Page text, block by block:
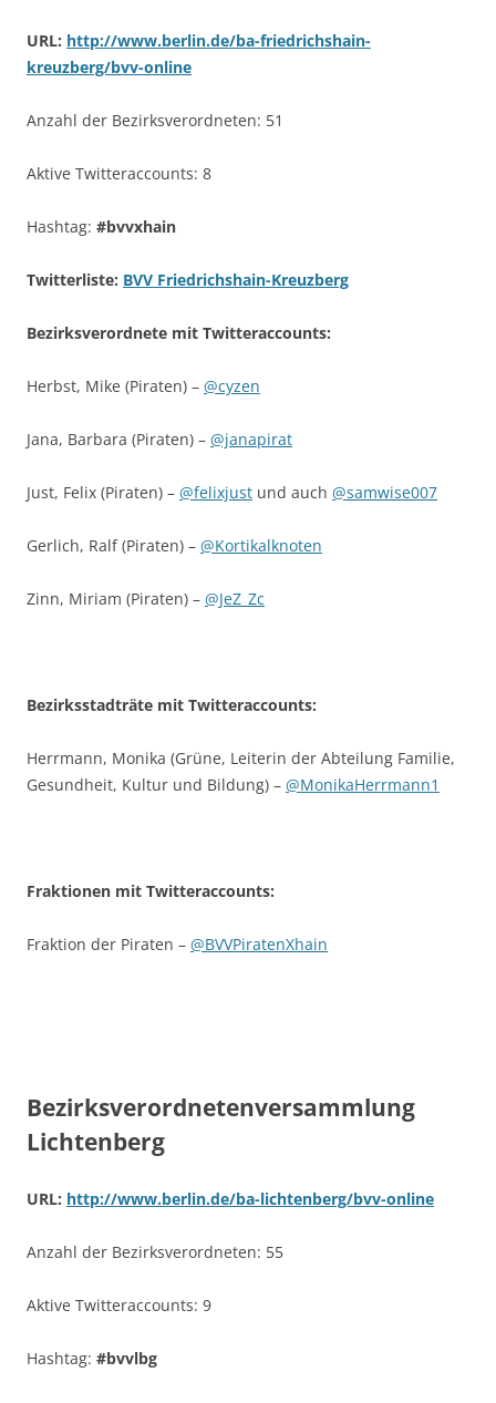
URL: http://www.berlin.de/ba-friedrichshain-
kreuzberg/bvv-online
Anzahl der Bezirksverordneten: 51
Aktive Twitteraccounts: 8
Hashtag: #bvvxhain
Twitterliste: BVV Friedrichshain-Kreuzberg
Bezirksverordnete mit Twitteraccounts:
Herbst, Mike (Piraten) – @cyzen
Jana, Barbara (Piraten) – @janapirat
Just, Felix (Piraten) – @felixjust und auch @samwise007
Gerlich, Ralf (Piraten) – @Kortikalknoten
Zinn, Miriam (Piraten) – @JeZ_Zc
Bezirksstadträte mit Twitteraccounts:
Herrmann, Monika (Grüne, Leiterin der Abteilung Familie,
Gesundheit, Kultur und Bildung) – @MonikaHerrmann1
Fraktionen mit Twitteraccounts:
Fraktion der Piraten – @BVVPiratenXhain
Bezirksverordnetenversammlung
Lichtenberg
URL: http://www.berlin.de/ba-lichtenberg/bvv-online
Anzahl der Bezirksverordneten: 55
Aktive Twitteraccounts: 9
Hashtag: #bvvlbg